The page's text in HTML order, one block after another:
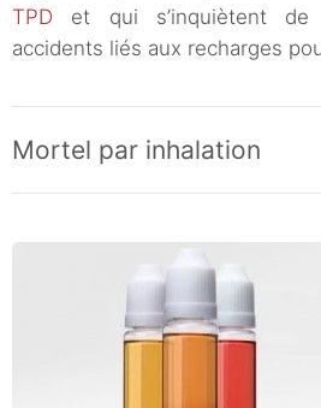
TPD et qui s’inquiètent de
accidents liés aux recharges
Mortel par inhalation